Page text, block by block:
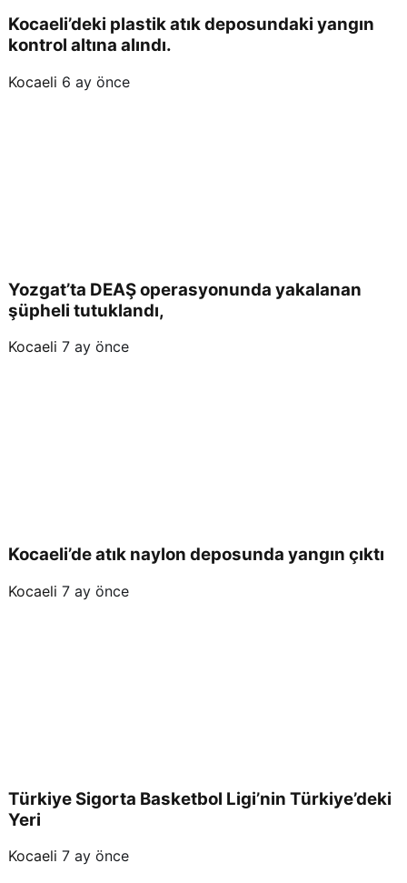
Kocaeli’deki plastik atık deposundaki yangın
kontrol altına alındı.
Kocaeli 6 ay önce
Yozgat’ta DEAŞ operasyonunda yakalanan
şüpheli tutuklandı,
Kocaeli 7 ay önce
Kocaeli’de atık naylon deposunda yangın çıktı
Kocaeli 7 ay önce
Türkiye Sigorta Basketbol Ligi’nin Türkiye’deki
Yeri
Kocaeli 7 ay önce